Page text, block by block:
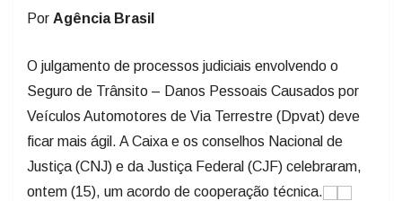
Por Agência Brasil
O julgamento de processos judiciais envolvendo o
Seguro de Trânsito – Danos Pessoais Causados por
Veículos Automotores de Via Terrestre (Dpvat) deve
ficar mais ágil. A Caixa e os conselhos Nacional de
Justiça (CNJ) e da Justiça Federal (CJF) celebraram,
ontem (15), um acordo de cooperação técnica.